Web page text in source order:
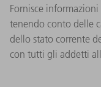
Fornisce
tenendo conto delle
dello stato corrente
con tutti gli addetti